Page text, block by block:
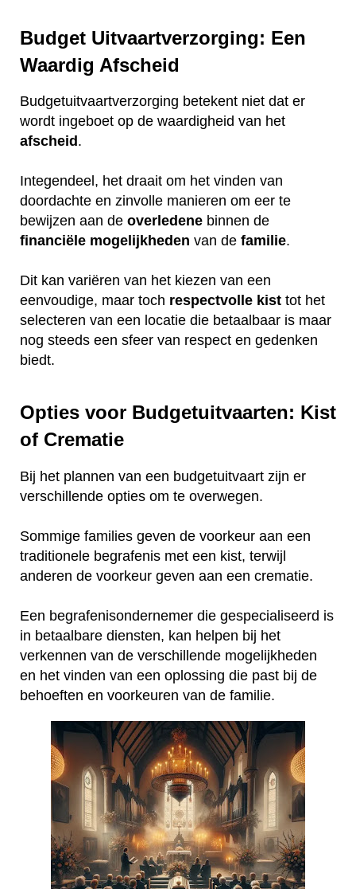
Budget Uitvaartverzorging: Een
Waardig Afscheid
Budgetuitvaartverzorging betekent niet dat er
wordt ingeboet op de waardigheid van het
afscheid .
Integendeel, het draait om het vinden van
doordachte en zinvolle manieren om eer te
bewijzen aan de overledene binnen de
financiële mogelijkheden van de familie.
Dit kan variëren van het kiezen van een
eenvoudige, maar toch respectvolle kist tot het
selecteren van een locatie die betaalbaar is maar
nog steeds een sfeer van respect en gedenken
biedt.
Opties voor Budgetuitvaarten: Kist
of Crematie
Bij het plannen van een budgetuitvaart zijn er
verschillende opties om te overwegen.
Sommige families geven de voorkeur aan een
traditionele begrafenis met een kist, terwijl
anderen de voorkeur geven aan een crematie.
Een begrafenisondernemer die gespecialiseerd is
in betaalbare diensten, kan helpen bij het
verkennen van de verschillende mogelijkheden
en het vinden van een oplossing die past bij de
behoeften en voorkeuren van de familie.